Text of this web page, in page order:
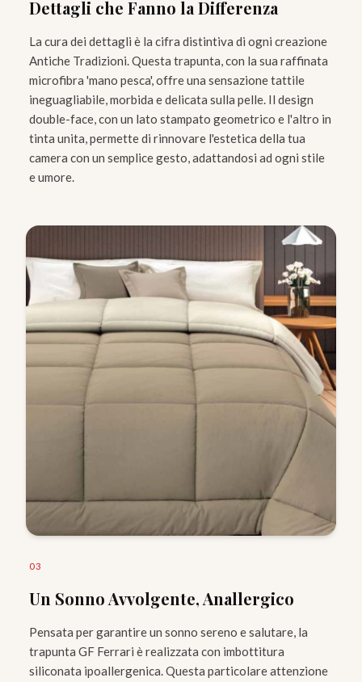
Dettagli che Fanno la Differenza
La cura dei dettagli è la cifra distintiva di ogni creazione
Antiche Tradizioni. Questa trapunta, con la sua raffinata
microfibra 'mano pesca', offre una sensazione tattile
ineguagliabile, morbida e delicata sulla pelle. Il design
double-face, con un lato stampato geometrico e l'altro in
tinta unita, permette di rinnovare l'estetica della tua
camera con un semplice gesto, adattandosi ad ogni stile
e umore.
03
Un Sonno Avvolgente, Anallergico
Pensata per garantire un sonno sereno e salutare, la
trapunta GF Ferrari è realizzata con imbottitura
siliconata ipoallergenica. Questa particolare attenzione